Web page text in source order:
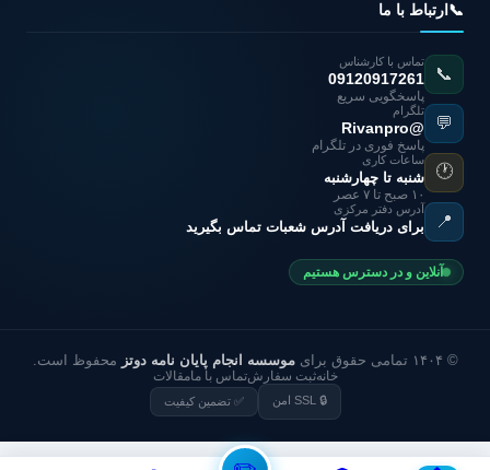
📞 ارتباط با ما
📞
تماس با کارشناس
09120917261
پاسخگویی سریع
💬
تلگرام
@Rivanpro
پاسخ فوری در تلگرام
🕐
ساعات کاری
شنبه تا چهارشنبه
۱۰ صبح تا ۷ عصر
📍
آدرس دفتر مرکزی
برای دریافت آدرس شعبات تماس بگیرید
آنلاین و در دسترس هستیم
© ۱۴۰۴ تمامی حقوق برای موسسه انجام پایان نامه دوتز
محفوظ است.
خانهثبت سفارشتماس با مامقالات
🔒 SSL امن ✅ تضمین کیفیت